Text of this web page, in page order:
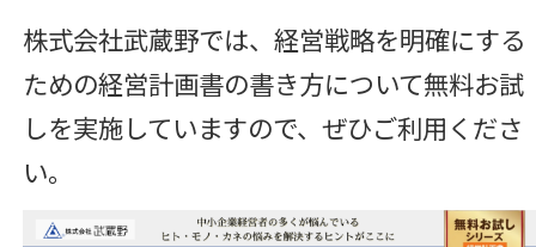
株式会社武蔵野では、経営戦略を明確にする
ための経営計画書の書き方について無料お試
しを実施していますので、ぜひご利用くださ
い。